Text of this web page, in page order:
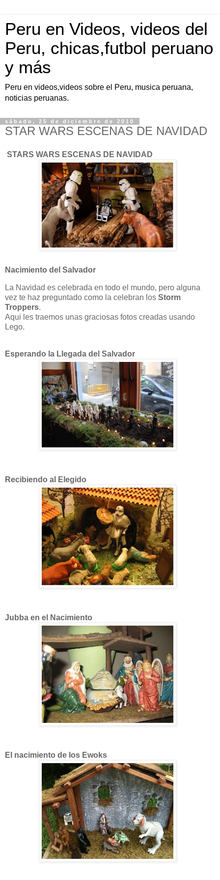
Peru en Videos, videos del
Peru, chicas,futbol peruano
y más
Peru en videos,videos sobre el Peru, musica peruana,
noticias peruanas.
sábado, 25 de diciembre de 2010
STAR WARS ESCENAS DE NAVIDAD
STARS WARS ESCENAS DE NAVIDAD
Nacimiento del Salvador
La Navidad es celebrada en todo el mundo, pero alguna
vez te haz preguntado como la celebran los Storm
Troppers.
Aqui les traemos unas graciosas fotos creadas usando
Lego.
Esperando la Llegada del Salvador
Recibiendo al Elegido
Jubba en el Nacimiento
El nacimiento de los Ewoks